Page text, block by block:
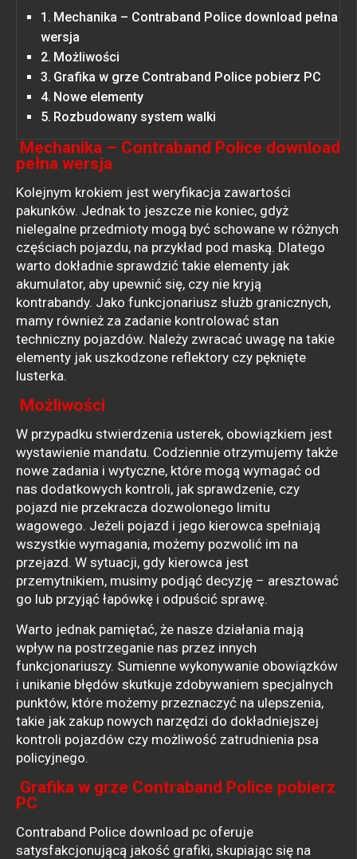
Mechanika – Contraband Police download pełna
wersja
Możliwości
Grafika w grze Contraband Police pobierz PC
Nowe elementy
Rozbudowany system walki
Mechanika – Contraband Police download
pełna wersja
Kolejnym krokiem jest weryfikacja zawartości
pakunków. Jednak to jeszcze nie koniec, gdyż
nielegalne przedmioty mogą być schowane w różnych
częściach pojazdu, na przykład pod maską. Dlatego
warto dokładnie sprawdzić takie elementy jak
akumulator, aby upewnić się, czy nie kryją
kontrabandy. Jako funkcjonariusz służb granicznych,
mamy również za zadanie kontrolować stan
techniczny pojazdów. Należy zwracać uwagę na takie
elementy jak uszkodzone reflektory czy pęknięte
lusterka.
Możliwości
W przypadku stwierdzenia usterek, obowiązkiem jest
wystawienie mandatu. Codziennie otrzymujemy także
nowe zadania i wytyczne, które mogą wymagać od
nas dodatkowych kontroli, jak sprawdzenie, czy
pojazd nie przekracza dozwolonego limitu
wagowego. Jeżeli pojazd i jego kierowca spełniają
wszystkie wymagania, możemy pozwolić im na
przejazd. W sytuacji, gdy kierowca jest
przemytnikiem, musimy podjąć decyzję – aresztować
go lub przyjąć łapówkę i odpuścić sprawę.
Warto jednak pamiętać, że nasze działania mają
wpływ na postrzeganie nas przez innych
funkcjonariuszy. Sumienne wykonywanie obowiązków
i unikanie błędów skutkuje zdobywaniem specjalnych
punktów, które możemy przeznaczyć na ulepszenia,
takie jak zakup nowych narzędzi do dokładniejszej
kontroli pojazdów czy możliwość zatrudnienia psa
policyjnego.
Grafika w grze Contraband Police pobierz
PC
Contraband Police download pc oferuje
satysfakcjonującą jakość grafiki, skupiając się na